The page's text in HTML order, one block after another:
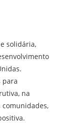
solidária,
para
na
comunidades,